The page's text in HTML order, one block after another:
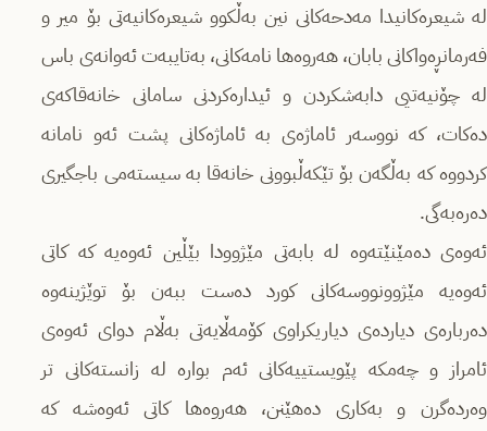
لە شیعرەکانیدا مەدحەکانى نین بەڵکوو شیعرەکانیەتى بۆ میر و
فەرمانڕەواکانى بابان، هەروەها نامەکانى، بەتایبەت ئەوانەى باس
لە چۆنیەتیی دابەشکردن و ئیدارەکردنى سامانى خانەقاکەى
دەکات، کە نووسەر ئاماژەى بە ئاماژەکانى پشت ئەو نامانە
کردووە کە بەڵگەن بۆ تێکەڵبوونى خانەقا بە سیستەمى باجگیرى
دەرەبەگى.
ئەوەى دەمێنێتەوە لە بابەتى مێژوودا بێڵین ئەوەیە کە کاتى
ئەوەیە مێژوونووسەکانى کورد دەست ببەن بۆ توێژینەوە
دەربارەى دیاردەى دیاریکراوى کۆمەڵایەتى بەڵام دواى ئەوەى
ئامراز و چەمکە پێویستییەکانى ئەم بوارە لە زانستەکانى تر
وەردەگرن و بەکاری دەهێنن، هەروەها کاتى ئەوەشە کە